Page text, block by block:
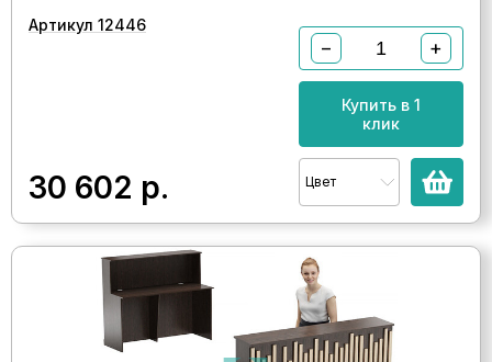
Артикул 12446
30 602 р.
− +
Купить в 1
клик
Цвет